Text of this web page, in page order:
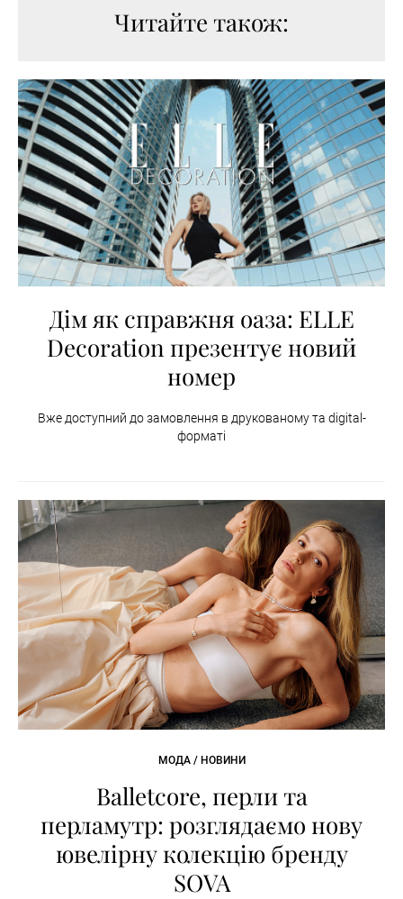
Читайте також:
Дім як справжня оаза: ELLE
Decoration презентує новий
номер
Вже доступний до замовлення в друкованому та digital-
форматі
МОДА / НОВИНИ
Balletcore, перли та
перламутр: розглядаємо нову
ювелірну колекцію бренду
SOVA